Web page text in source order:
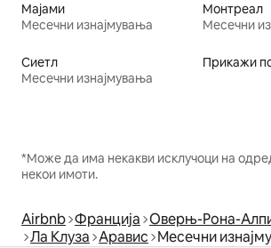
Мајами
Месечни изнајмувања
Монтреал
Месечни
Сиетл
Месечни изнајмувања
Прикажи
*Може да има некакви исклучоци на
некои имоти.
Airbnb Франција Оверњ-Рона-
Ла Клуза Аравис Месечни